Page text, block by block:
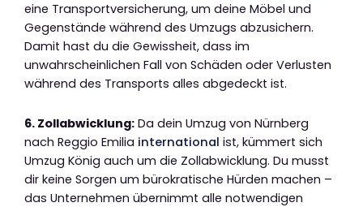
eine Transportversicherung, um deine Möbel und
Gegenstände während des Umzugs abzusichern.
Damit hast du die Gewissheit, dass im
unwahrscheinlichen Fall von Schäden oder Verlusten
während des Transports alles abgedeckt ist.
6. Zollabwicklung: Da dein Umzug von Nürnberg
nach Reggio Emilia international ist, kümmert sich
Umzug König auch um die Zollabwicklung. Du musst
dir keine Sorgen um bürokratische Hürden machen –
das Unternehmen übernimmt alle notwendigen